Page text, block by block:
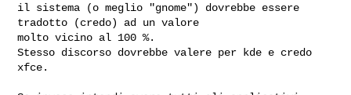
il sistema (o meglio "gnome") dovrebbe essere
tradotto (credo) ad un valore
molto vicino al 100 %.
Stesso discorso dovrebbe valere per kde e credo
xfce.